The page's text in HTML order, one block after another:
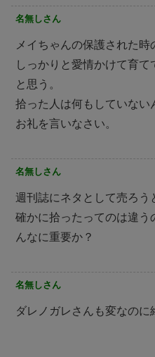
名無しさん
メイちゃんの保護された時
しっかりと愛情かけて育
と思う。
拾った人は何もしていない
お礼を言いなさい。
名無しさん
週刊誌にネタとして売ろう
確かに拾ったってのは違う
んなに重要か？
名無しさん
ダレノガレさんも変なのに